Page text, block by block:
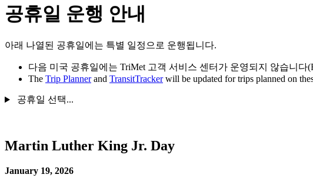
공휴일 운행 안내
아래 나열된 공휴일에는 특별 일정으로 운행됩니다.
다음 미국 공휴일에는 TriMet 고객 서비스 센터가 운영되지 않습니다
The Trip Plannerand TransitTrackerwill be updated for trips planned on
공휴일 선택...
Martin Luther King Jr. Day
January 19, 2026